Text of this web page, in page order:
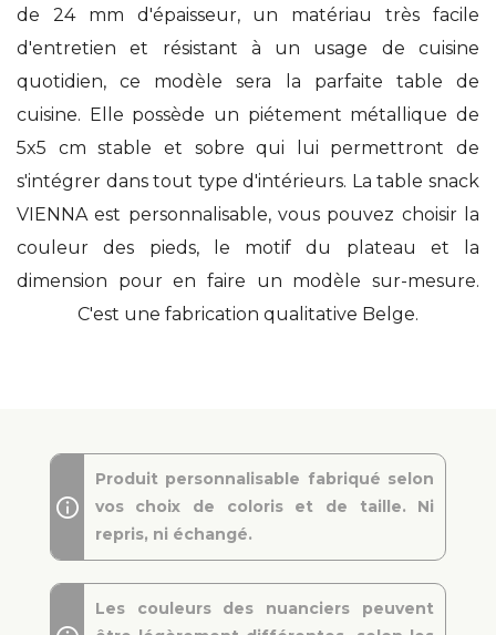
de 24 mm d'épaisseur, un matériau très facile
d'entretien et résistant à un usage de cuisine
quotidien, ce modèle sera la parfaite table de
cuisine. Elle possède un piétement métallique de
5x5 cm stable et sobre qui lui permettront de
s'intégrer dans tout type d'intérieurs. La table snack
VIENNA est personnalisable, vous pouvez choisir la
couleur des pieds, le motif du plateau et la
dimension pour en faire un modèle sur-mesure.
C'est une fabrication qualitative Belge.
Produit personnalisable fabriqué selon
vos choix de coloris et de taille. Ni
repris, ni échangé.
Les couleurs des nuanciers peuvent